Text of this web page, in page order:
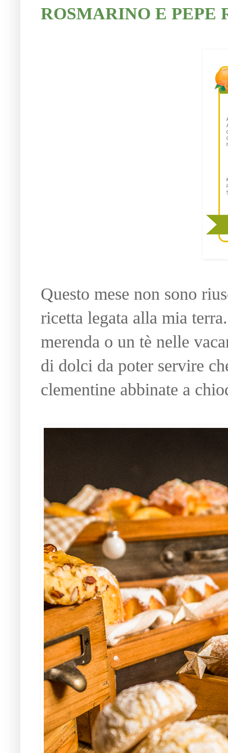
ROSMARINO E PEPE
Questo mese non sono
ricetta legata alla mia
merenda o un tè nelle
di dolci da poter servire
clementine abbinate a